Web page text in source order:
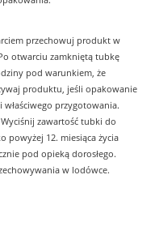
przechowuj produkt w
otwarciu zamkniętą tubkę
pod warunkiem, że
produktu, jeśli opakowanie
właściwego przygotowania.
zawartość tubki do
powyżej 12. miesiąca życia
pod opieką dorosłego.
w lodówce.